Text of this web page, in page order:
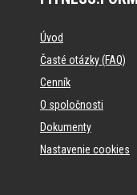
Úvod
Časté otázky (FAQ)
Cenník
O spoločnosti
Dokumenty
Nastavenie cookies